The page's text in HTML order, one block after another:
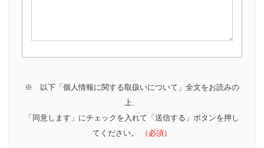
※ 以下「個人情報に関する取扱いについて」全文をお読みの
上、
「同意します」にチェックを入れて「送信する」ボタンを押し
てください。
（必須）